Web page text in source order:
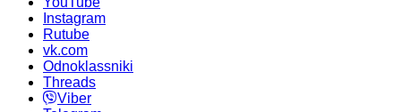
Instagram
Rutube
vk.com
Odnoklassniki
Threads
Viber